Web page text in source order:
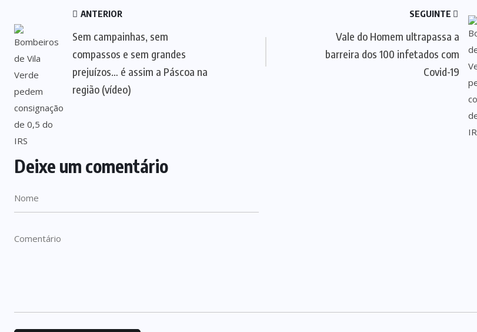
ANTERIOR
Sem campainhas, sem
compassos e sem grandes
prejuízos… é assim a Páscoa na
região (vídeo)
SEGUINTE
Vale do Homem ultrapassa a
barreira dos 100 infetados com
Covid-19
Deixe um comentário